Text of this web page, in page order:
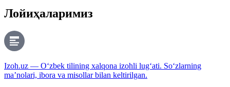
Лойиҳаларимиз
Izoh.uz — O‘zbek tilining xalqona izohli lug‘ati. So‘zlarning
ma’nolari, ibora va misollar bilan keltirilgan.